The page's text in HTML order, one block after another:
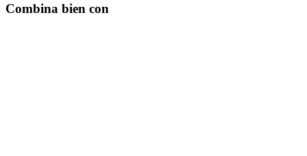
Combina bien con